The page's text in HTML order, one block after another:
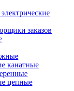
заказов
канатные
цепные